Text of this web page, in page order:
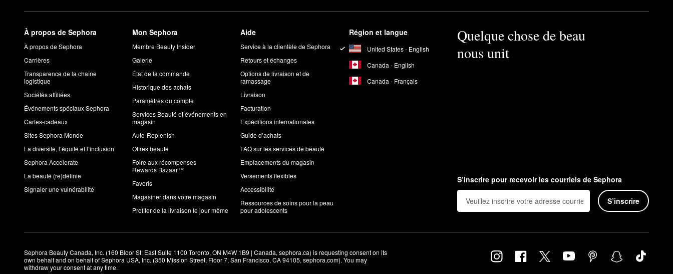
À propos de Sephora
À propos de Sephora
Carrières
Transparence de la chaîne
logistique
Sociétés affiliées
Événements spéciaux Sephora
Cartes-cadeaux
Sites Sephora Monde
La diversité, l’équité et l’inclusion
Sephora Accelerate
La beauté (re)définie
Signaler une vulnérabilité
Mon Sephora
Membre Beauty Insider
Galerie
État de la commande
Historique des achats
Paramètres du compte
Services Beauté et événements en
magasin
Auto-Replenish
Offres beauté
Foire aux récompenses
Rewards Bazaar™
Favoris
Magasiner dans votre magasin
Profiter de la livraison le jour même
Aide
Service à la clientèle de Sephora
Retours et échanges
Options de livraison et de
ramassage
Livraison
Facturation
Expéditions internationales
Guide d’achats
FAQ sur les services de beauté
Emplacements du magasin
Versements flexibles
Accessibilité
Ressources de soins pour la peau
pour adolescents
Région et langue
United States - English
Canada - English
Canada - Français
Quelque chose de beau
nous unit
S’inscrire pour recevoir les courriels de Sephora
S’inscrire
Sephora Beauty Canada, Inc. (160 Bloor St. East Suite 1100 Toronto, ON M4W 1B9 | Canada, sephora.ca) is requesting consent on its
own behalf and on behalf of Sephora USA, Inc. (350 Mission Street, Floor 7, San Francisco, CA 94105, sephora.com). You may
withdraw your consent at any time.